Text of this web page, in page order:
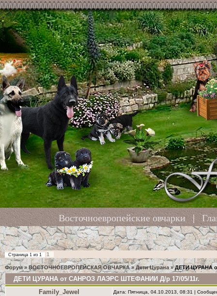
Восточноевропейские овчарки|
Страница 1 из 1 1
Форум » ВОСТОЧНОЕВРОПЕЙСКАЯ ОВЧАРКА » Дети Цурана » ДЕТИ ЦУРАНА
ДЕТИ ЦУРАНА от САНРОЗ ЛАЭРС ШТЕФАНИИ Д/р 17/05/11г.
Family_Jewel
Дата: Пятница, 04.10.2013, 08:31 |